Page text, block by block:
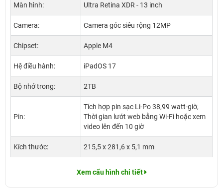
Màn hình: Ultra Retina XDR - 13 inch
Camera: Camera góc siêu rộng 12MP
Chipset: Apple M4
Hệ điều hành: iPadOS 17
Bộ nhớ trong: 2TB
Pin:
Tích hợp pin sạc Li-Po 38,99 watt‑giờ,
Thời gian lướt web bằng Wi-Fi hoặc xem
video lên đến 10 giờ
Kích thước: 215,5 x 281,6 x 5,1 mm
Xem cấu hình chi tiết